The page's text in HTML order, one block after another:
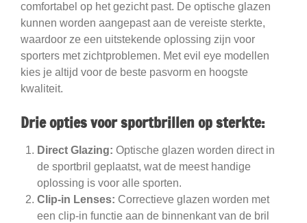
comfortabel op het gezicht past. De optische glazen
kunnen worden aangepast aan de vereiste sterkte,
waardoor ze een uitstekende oplossing zijn voor
sporters met zichtproblemen. Met evil eye modellen
kies je altijd voor de beste pasvorm en hoogste
kwaliteit.
Drie opties voor sportbrillen op sterkte:
Direct Glazing: Optische glazen worden direct in
de sportbril geplaatst, wat de meest handige
oplossing is voor alle sporten.
Clip-in Lenses: Correctieve glazen worden met
een clip-in functie aan de binnenkant van de bril